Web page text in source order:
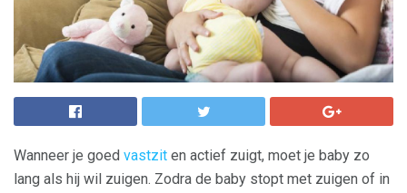
Wanneer je goed vastzit en actief zuigt, moet je baby zo
lang als hij wil zuigen. Zodra de baby stopt met zuigen of in